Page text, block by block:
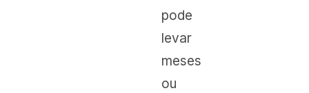
pode
levar
meses
ou